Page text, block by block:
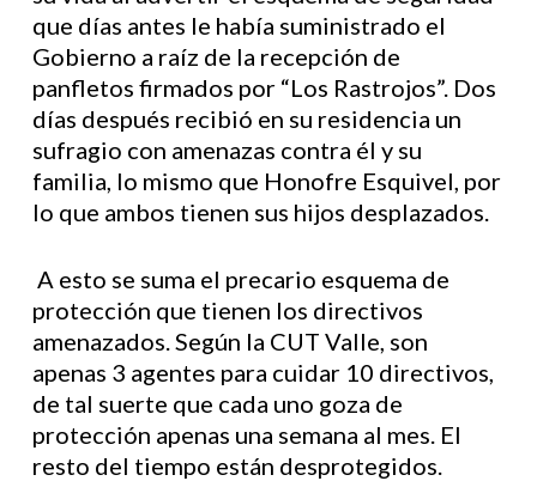
que días antes le había suministrado el
Gobierno a raíz de la recepción de
panfletos firmados por “Los Rastrojos”. Dos
días después recibió en su residencia un
sufragio con amenazas contra él y su
familia, lo mismo que Honofre Esquivel, por
lo que ambos tienen sus hijos desplazados.
A esto se suma el precario esquema de
protección que tienen los directivos
amenazados. Según la CUT Valle, son
apenas 3 agentes para cuidar 10 directivos,
de tal suerte que cada uno goza de
protección apenas una semana al mes. El
resto del tiempo están desprotegidos.